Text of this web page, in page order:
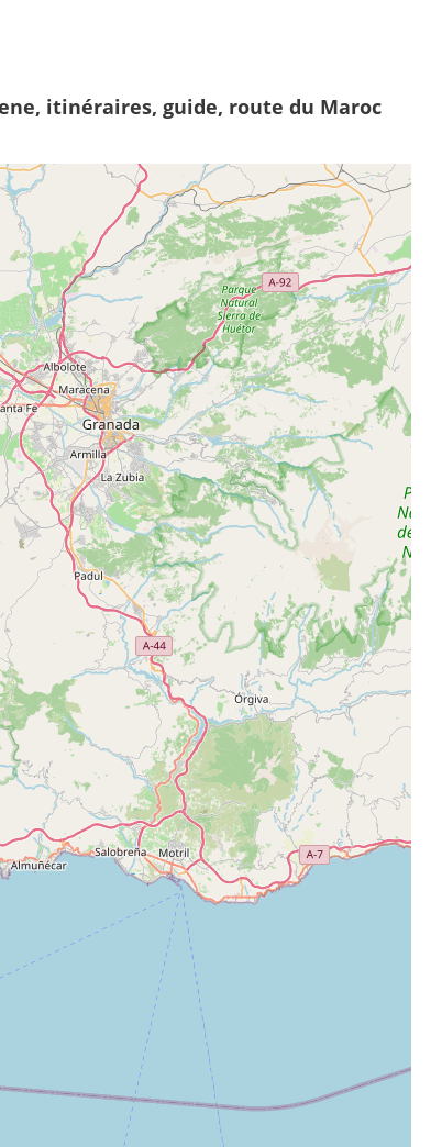
itinéraires, guide, route du Maroc